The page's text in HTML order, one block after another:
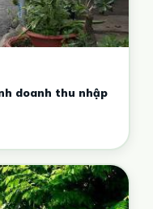
doanh thu nhập